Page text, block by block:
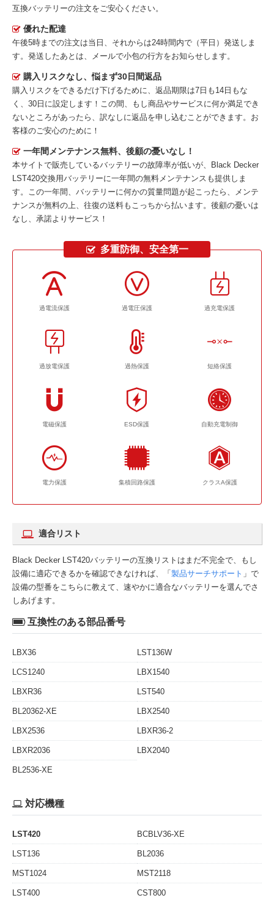
互換バッテリーの注文をご安心ください。
優れた配達
午後5時までの注文は当日、それからは24時間内で（平日）発送しま
す。発送したあとは、メールで小包の行方をお知らせします。
購入リスクなし、悩まず30日間返品
購入リスクをできるだけ下げるために、返品期限は7日も14日もな
く、30日に設定します！この間、もし商品やサービスに何か満足でき
ないところがあったら、訳なしに返品を申し込むことができます。お
客様のご安心のために！
一年間メンテナンス無料、後顧の憂いなし！
本サイトで販売しているバッテリーの故障率が低いが、 Black Decker
LST420交換用バッテリーに一年間の無料メンテナンスも提供しま
す。この一年間、バッテリーに何かの質量問題が起こったら、メンテ
ナンスが無料の上、往復の送料もこっちから払います。後顧の憂いは
なし、承諾よりサービス！
多重防御、安全第一
過電流保護 過電圧保護 過充電保護
過放電保護 過熱保護 短絡保護
電磁保護 ESD保護 自動充電制御
電力保護 集積回路保護 クラスA保護
適合リスト
Black Decker LST420バッテリーの互換リストはまだ不完全で、もし
設備に適応できるかを確認できなければ、「製品サーチサポート 」で
設備の型番をこちらに教えて、速やかに適合なバッテリーを選んでさ
しあげます。
互換性のある部品番号
LBX36 LST136W
LCS1240 LBX1540
LBXR36 LST540
BL20362-XE LBX2540
LBX2536 LBXR36-2
LBXR2036 LBX2040
BL2536-XE
対応機種
LST420 BCBLV36-XE
LST136 BL2036
MST1024 MST2118
LST400 CST800